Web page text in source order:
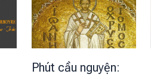
Phút cầu nguyện: